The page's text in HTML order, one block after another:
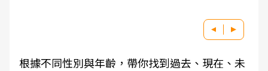
根據不同性別與年齡，帶你找到過去、現在、未